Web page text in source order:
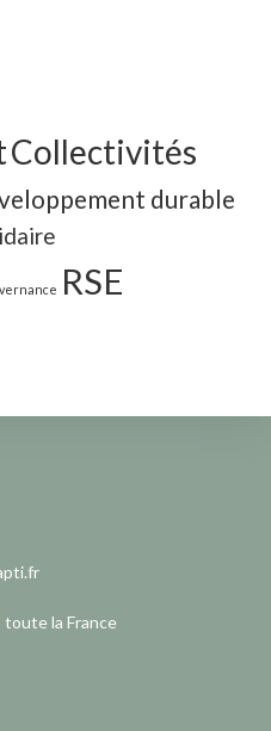
Collectivités
durable
RSE
toute la France